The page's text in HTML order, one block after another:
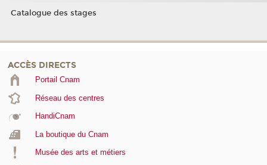
Catalogue des stages
ACCÈS DIRECTS
Portail Cnam
Réseau des centres
HandiCnam
La boutique du Cnam
Musée des arts et métiers